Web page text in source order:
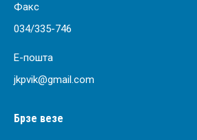
Факс
034/335-746
Е-пошта
jkpvik@gmail.com
Брзе везе